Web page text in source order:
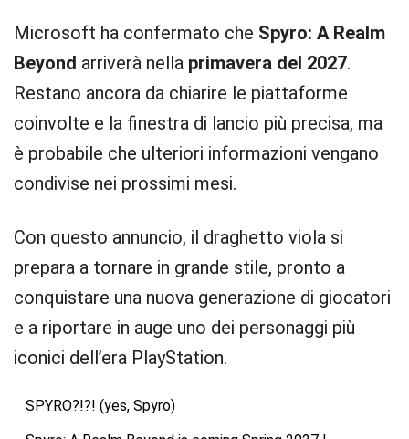
Microsoft ha confermato che Spyro: A Realm
Beyond arriverà nella primavera del 2027.
Restano ancora da chiarire le piattaforme
coinvolte e la finestra di lancio più precisa, ma
è probabile che ulteriori informazioni vengano
condivise nei prossimi mesi.
Con questo annuncio, il draghetto viola si
prepara a tornare in grande stile, pronto a
conquistare una nuova generazione di giocatori
e a riportare in auge uno dei personaggi più
iconici dell’era PlayStation.
SPYRO?!?! (yes, Spyro)